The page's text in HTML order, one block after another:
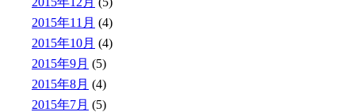
2015年11月 (4)
2015年10月 (4)
2015年9月 (5)
2015年8月 (4)
2015年7月 (5)